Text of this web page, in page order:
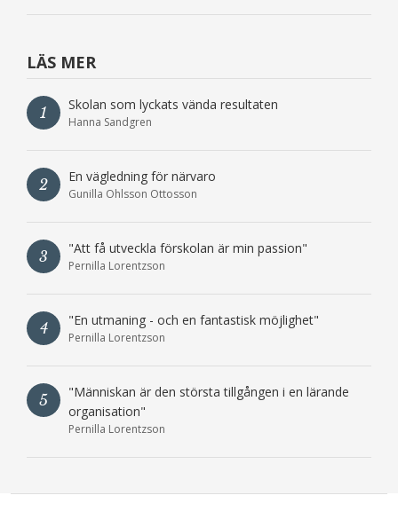
LÄS MER
1 Skolan som lyckats vända resultaten
Hanna Sandgren
2 En vägledning för närvaro
Gunilla Ohlsson Ottosson
3 "Att få utveckla förskolan är min passion"
Pernilla Lorentzson
4 "En utmaning - och en fantastisk möjlighet"
Pernilla Lorentzson
5
"Människan är den största tillgången i en lärande
organisation"
Pernilla Lorentzson